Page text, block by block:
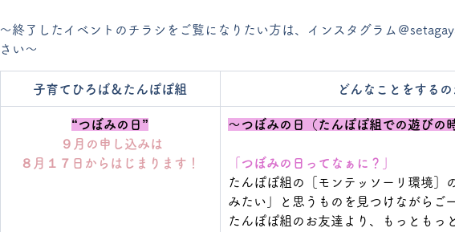
～終了したイベントのチラシをご覧になりたい方は、インスタグラム＠
さい～
子育てひろば＆たんぽぽ組 どんなことをするの
“つぼみの日”
９月の申し込みは
８月１７日からはじまります！
～つぼみの日（たんぽぽ組での遊びの
「つぼみの日ってなぁに？」
たんぽぽ組の［モンテッソーリ環境］
みたい」と思うものを見つけながらご
たんぽぽ組のお友達より、もっともっ